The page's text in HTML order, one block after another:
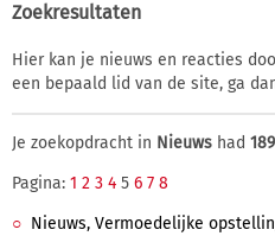
Zoekresultaten
Hier kan je nieuws en reacties
een bepaald lid van de site, ga
Je zoekopdracht in Nieuws had 189
Pagina: 1 2 3 4 5 6 7 8
Nieuws, Vermoedelijke